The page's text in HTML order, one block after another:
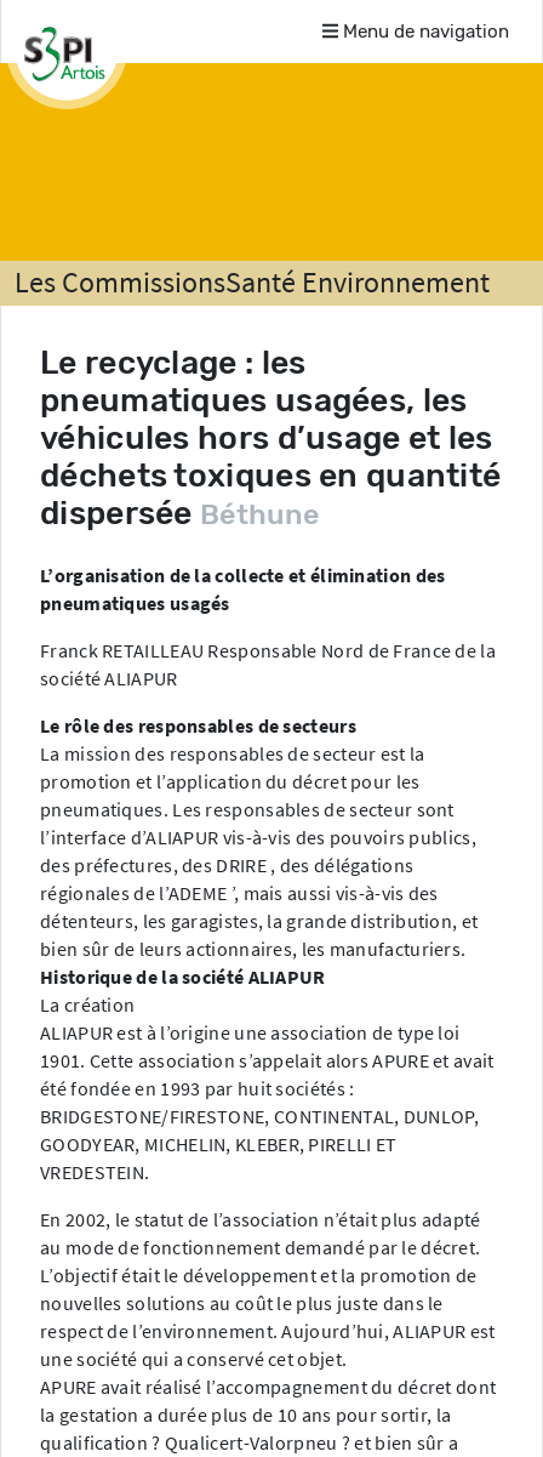
Menu de navigation
Les CommissionsSanté Environnement
Le recyclage : les
pneumatiques usagées, les
véhicules hors d’usage et les
déchets toxiques en quantité
dispersée Béthune
L’organisation de la collecte et élimination des
pneumatiques usagés
Franck RETAILLEAU Responsable Nord de France de la
société ALIAPUR
Le rôle des responsables de secteurs
La mission des responsables de secteur est la
promotion et l’application du décret pour les
pneumatiques. Les responsables de secteur sont
l’interface d’ALIAPUR vis-à-vis des pouvoirs publics,
des préfectures, des DRIRE , des délégations
régionales de l’ADEME ’, mais aussi vis-à-vis des
détenteurs, les garagistes, la grande distribution, et
bien sûr de leurs actionnaires, les manufacturiers.
Historique de la société ALIAPUR
La création
ALIAPUR est à l’origine une association de type loi
1901. Cette association s’appelait alors APURE et avait
été fondée en 1993 par huit sociétés :
BRIDGESTONE/FIRESTONE, CONTINENTAL, DUNLOP,
GOODYEAR, MICHELIN, KLEBER, PIRELLI ET
VREDESTEIN.
En 2002, le statut de l’association n’était plus adapté
au mode de fonctionnement demandé par le décret.
L’objectif était le développement et la promotion de
nouvelles solutions au coût le plus juste dans le
respect de l’environnement. Aujourd’hui, ALIAPUR est
une société qui a conservé cet objet.
APURE avait réalisé l’accompagnement du décret dont
la gestation a durée plus de 10 ans pour sortir, la
qualification ? Qualicert-Valorpneu ? et bien sûr a